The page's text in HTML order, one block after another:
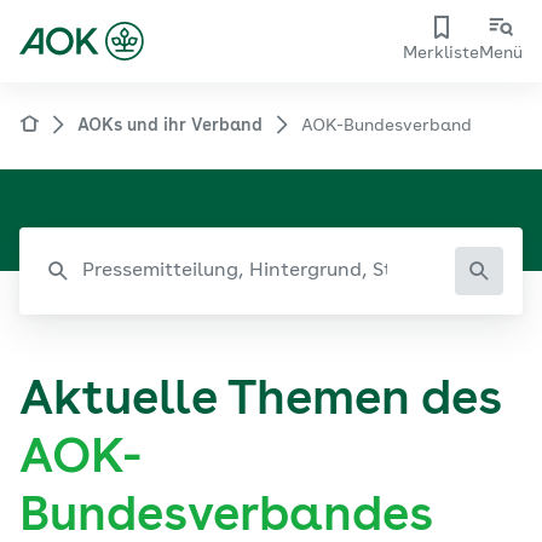
MerklisteMenü
AOKs und ihr Verband AOK-Bundesverband
Aktuelle Themen des
AOK-
Bundesverbandes